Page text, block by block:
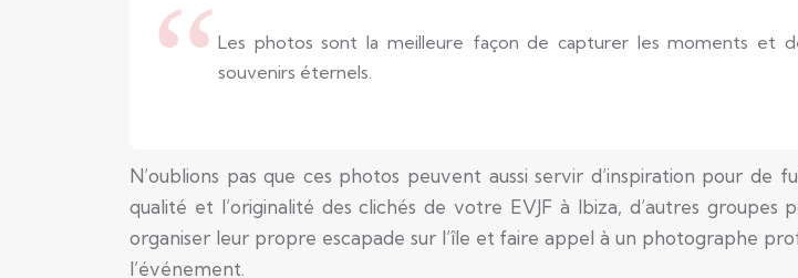
Les photos sont la meilleure façon de capturer les moments et
souvenirs éternels.
N’oublions pas que ces photos peuvent aussi servir d’inspiration pour de
qualité et l’originalité des clichés de votre EVJF à Ibiza, d’autres groupes
organiser leur propre escapade sur l’île et faire appel à un photographe
l’événement.